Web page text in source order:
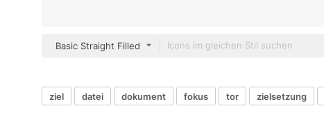
Basic Straight Filled
ziel datei dokument fokus tor zielsetzung